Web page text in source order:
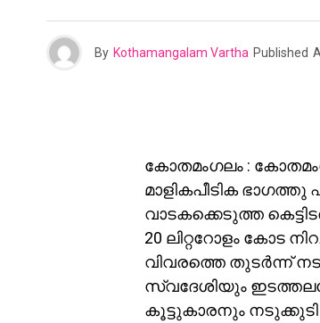
By Kothamangalam Vartha Published
കോതമംഗലം :
മാളികപീടിക
വാടകക്കെടുത്ത
20 ലിറ്ററോളം കോട
വിവരത്തെ തുടർന്ന്
സ്വദേശിയും
കൂട്ടുകാരനും